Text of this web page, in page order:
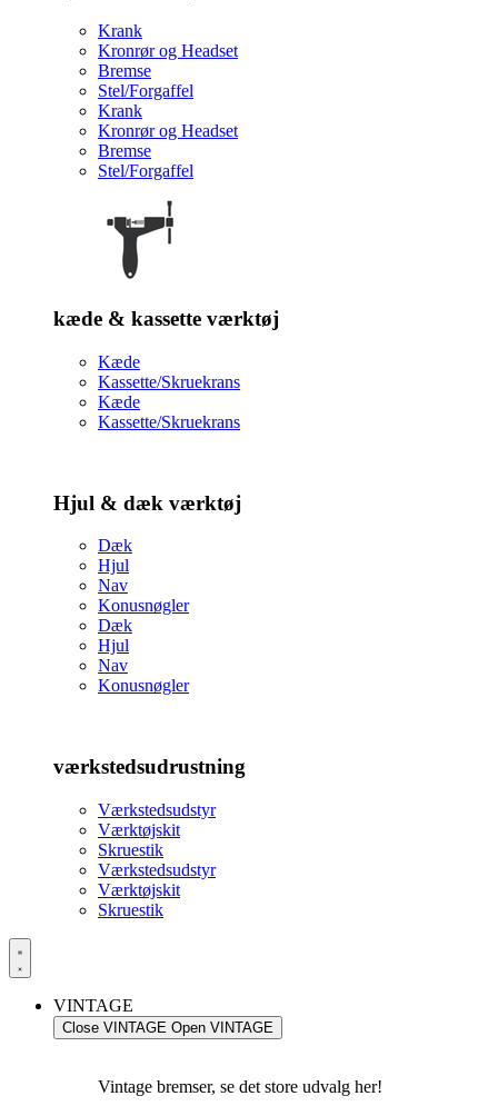
Krank
Kronrør og Headset
Bremse
Stel/Forgaffel
Krank
Kronrør og Headset
Bremse
Stel/Forgaffel
kæde & kassette værktøj
Kæde
Kassette/Skruekrans
Kæde
Kassette/Skruekrans
Hjul & dæk værktøj
Dæk
Hjul
Nav
Konusnøgler
Dæk
Hjul
Nav
Konusnøgler
værkstedsudrustning
Værkstedsudstyr
Værktøjskit
Skruestik
Værkstedsudstyr
Værktøjskit
Skruestik
VINTAGE
Close VINTAGE Open VINTAGE
Vintage bremser, se det store udvalg her!